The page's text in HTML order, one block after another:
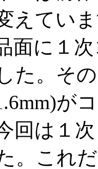
えてい
面に１
た。そ
が
回は１
。これ